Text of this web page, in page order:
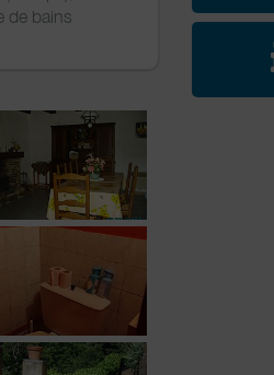
de bains